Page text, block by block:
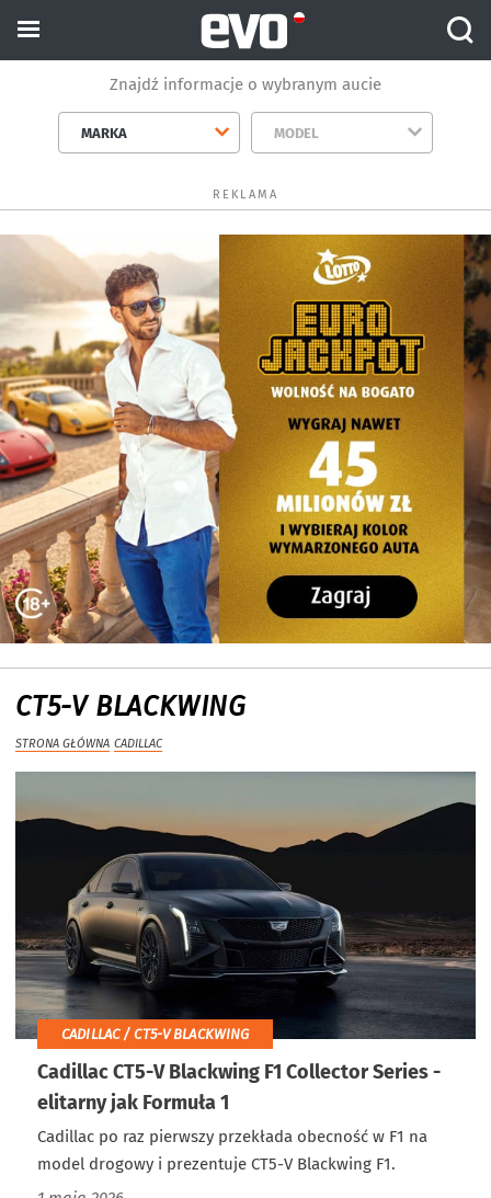
Znajdź informacje o wybranym aucie
MARKA MODEL
REKLAMA
CT5-V BLACKWING
STRONA GŁÓWNA CADILLAC
CADILLAC / CT5-V BLACKWING
Cadillac CT5-V Blackwing F1 Collector Series -
elitarny jak Formuła 1
Cadillac po raz pierwszy przekłada obecność w F1 na
model drogowy i prezentuje CT5-V Blackwing F1.